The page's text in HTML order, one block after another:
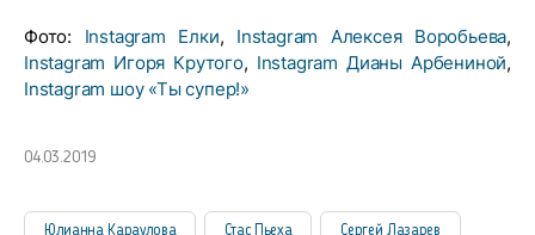
Фото: Instagram Елки, Instagram Алексея Воробьева,
Instagram Игоря Крутого, Instagram Дианы Арбениной,
Instagram шоу «Ты супер!»
04.03.2019
Юлианна Караулова Стас Пьеха Сергей Лазарев